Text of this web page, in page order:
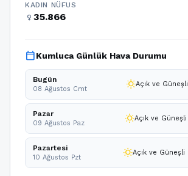
KADIN NÜFUS
female 35.866
calendar_todayKumluca Günlük Hava Durumu
Bugün
08 Ağustos Cmt wb_sunnyAçık ve Güneşli
Pazar
09 Ağustos Paz wb_sunnyAçık ve Güneşli
Pazartesi
10 Ağustos Pzt wb_sunnyAçık ve Güneşli